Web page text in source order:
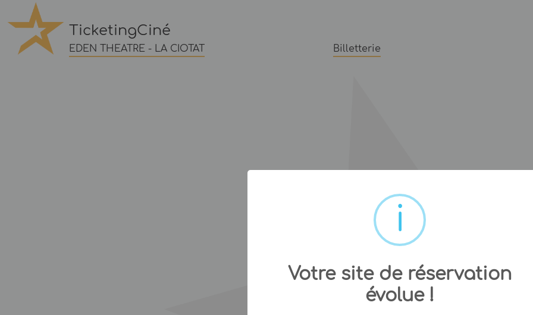
TicketingCiné
EDEN THEATRE - LA CIOTAT Billetterie
Votre site de réservation
évolue !